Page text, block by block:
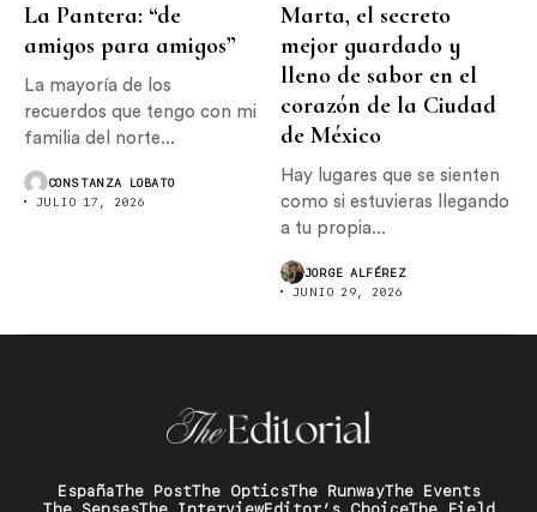
La Pantera: “de
amigos para amigos”
La mayoría de los
recuerdos que tengo con mi
familia del norte...
CONSTANZA LOBATO
JULIO 17, 2026
Marta, el secreto
mejor guardado y
lleno de sabor en el
corazón de la Ciudad
de México
Hay lugares que se sienten
como si estuvieras llegando
a tu propia...
JORGE ALFÉREZ
JUNIO 29, 2026
EspañaThe PostThe OpticsThe RunwayThe Events